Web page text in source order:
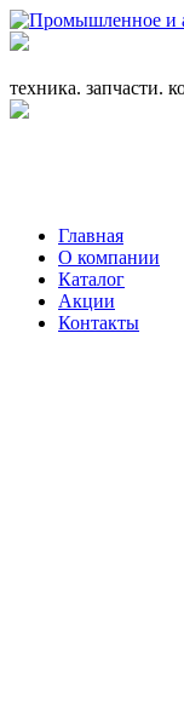
техника. запчасти.
Главная
О компании
Каталог
Акции
Контакты